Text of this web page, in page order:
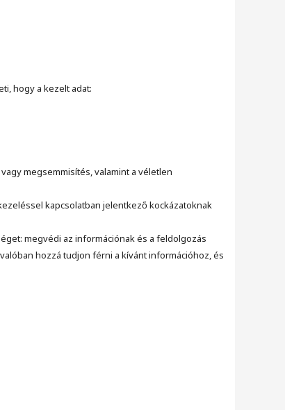
hogy a kezelt adat:
megsemmisítés, valamint a véletlen
kapcsolatban jelentkező kockázatoknak
megvédi az információnak és a feldolgozás
hozzá tudjon férni a kívánt információhoz, és